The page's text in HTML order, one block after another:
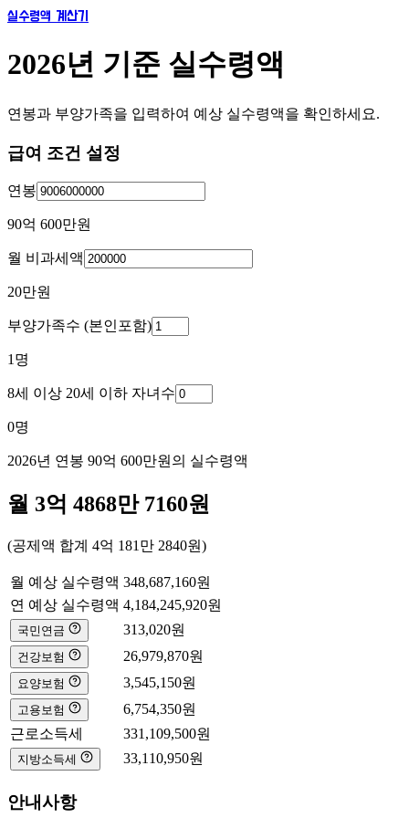
실수령액 계산기
2026년 기준 실수령액
연봉과 부양가족을 입력하여 예상 실수령액을 확인하세요.
급여 조건 설정
연봉
90억 600만원
월 비과세액
20만원
부양가족수 (본인포함)
1 명
8세 이상 20세 이하 자녀수
0명
2026년 연봉 90억 600만원의 실수령액
월 3억 4868만 7160원
(공제액 합계 4억 181만 2840원)
월 예상 실수령액 348,687,160원
연 예상 실수령액 4,184,245,920원
국민연금 313,020원
건강보험 26,979,870원
요양보험 3,545,150원
고용보험 6,754,350원
근로소득세
331,109,500원
지방소득세 33,110,950원
안내사항